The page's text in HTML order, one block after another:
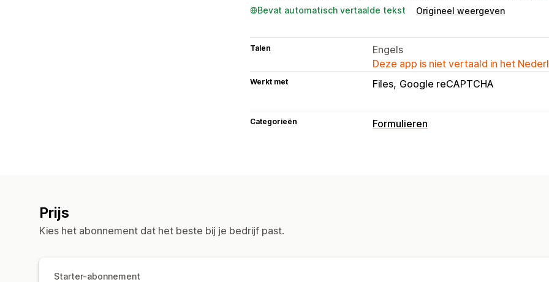
Bevat automatisch vertaalde tekst Origineel weergeven
Talen
Engels
Deze app is niet vertaald in het
Werkt met Files Google reCAPTCHA
Categorieën Formulieren
Prijs
Kies het abonnement dat het beste bij je bedrijf past.
Starter-abonnement